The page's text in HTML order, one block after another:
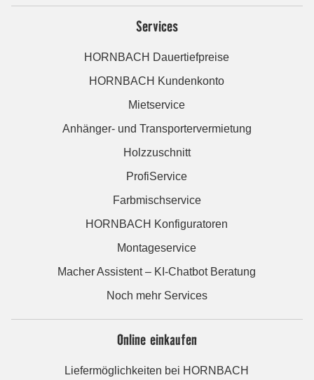
Services
HORNBACH Dauertiefpreise
HORNBACH Kundenkonto
Mietservice
Anhänger- und Transportervermietung
Holzzuschnitt
ProfiService
Farbmischservice
HORNBACH Konfiguratoren
Montageservice
Macher Assistent – KI-Chatbot Beratung
Noch mehr Services
Online einkaufen
Liefermöglichkeiten bei HORNBACH